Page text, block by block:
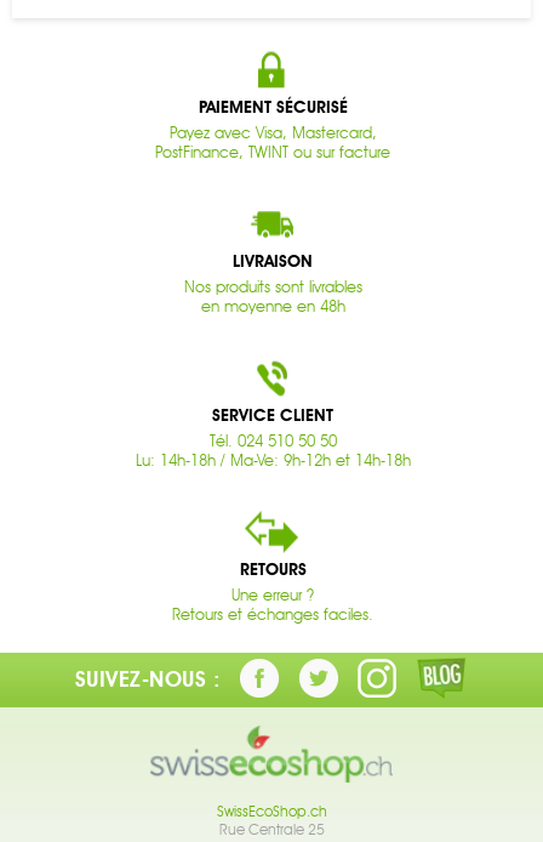
PAIEMENT SÉCURISÉ
Payez avec Visa, Mastercard,
PostFinance, TWINT ou sur facture
LIVRAISON
Nos produits sont livrables
en moyenne en 48h
SERVICE CLIENT
Tél. 024 510 50 50
Lu: 14h-18h / Ma-Ve: 9h-12h et 14h-18h
RETOURS
Une erreur ?
Retours et échanges faciles.
SUIVEZ-NOUS :
SwissEcoShop.ch
Rue Centrale 25